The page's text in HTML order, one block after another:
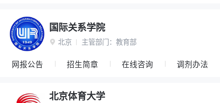
国际关系学院
 北京 主管部门： 教育部
网报公告 招生简章 在线咨询 调剂办法
北京体育大学